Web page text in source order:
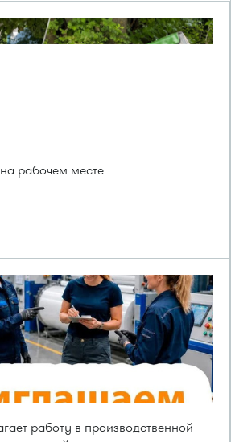
рабочем месте
работу в производственной